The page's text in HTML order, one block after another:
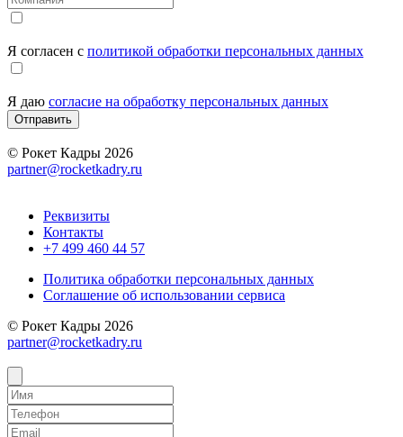
Я согласен с политикой обработки персональных данных
Я даю согласие на обработку персональных данных
Отправить
© Рокет Кадры 2026
partner@rocketkadry.ru
Реквизиты
Контакты
+7 499 460 44 57
Политика обработки персональных данных
Соглашение об использовании сервиса
© Рокет Кадры 2026
partner@rocketkadry.ru